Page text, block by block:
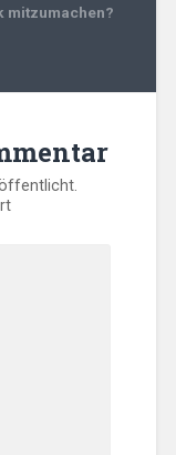
mitzumachen?